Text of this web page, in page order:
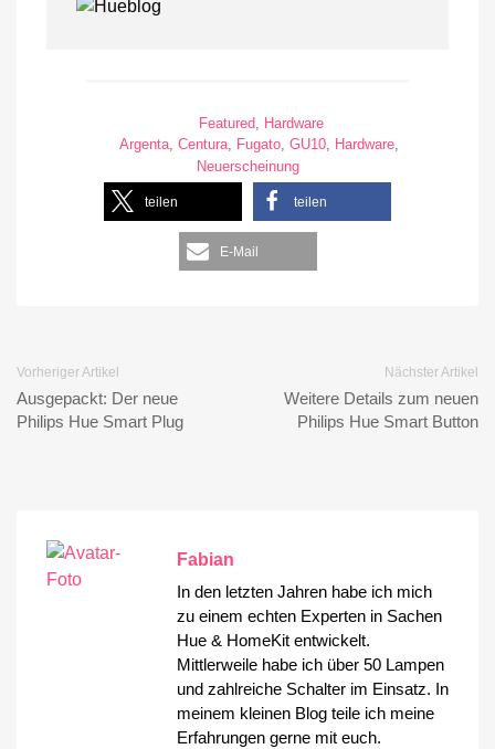
Featured, Hardware
Argenta,Centura, Fugato,GU10, Hardware,
Neuerscheinung
teilen teilen
E-Mail
Vorheriger Artikel
Ausgepackt: Der neue
Philips Hue Smart Plug
Nächster Artikel
Weitere Details zum neuen
Philips Hue Smart Button
Fabian
In den letzten Jahren habe ich mich
zu einem echten Experten in Sachen
Hue & HomeKit entwickelt.
Mittlerweile habe ich über 50 Lampen
und zahlreiche Schalter im Einsatz. In
meinem kleinen Blog teile ich meine
Erfahrungen gerne mit euch.